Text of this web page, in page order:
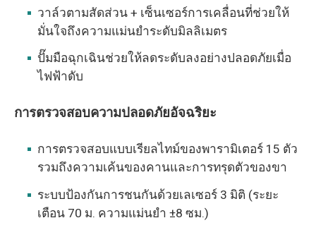
วาล์วตามสัดส่วน + เซ็นเซอร์การเคลื่อนที่ช่วยให้
มั่นใจถึงความแม่นยำระดับมิลลิเมตร
ปั๊มมือฉุกเฉินช่วยให้ลดระดับลงอย่างปลอดภัยเมื่อ
ไฟฟ้าดับ
การตรวจสอบความปลอดภัยอัจฉริยะ
การตรวจสอบแบบเรียลไทม์ของพารามิเตอร์ 15 ตัว
รวมถึงความเค้นของคานและการทรุดตัวของขา
ระบบป้องกันการชนกันด้วยเลเซอร์ 3 มิติ (ระยะ
เตือน 70 ม. ความแม่นยำ ±8 ซม.)